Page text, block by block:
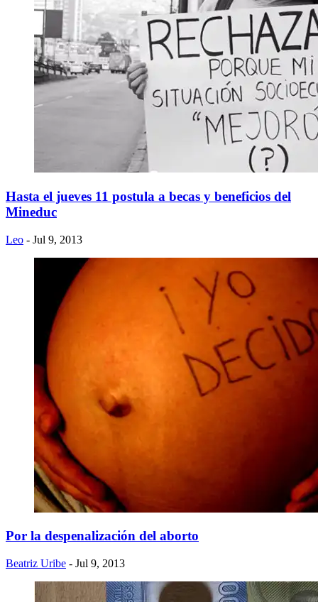
Hasta el jueves 11 postula a becas y beneficios del
Mineduc
Leo - Jul 9, 2013
Por la despenalización del aborto
Beatriz Uribe - Jul 9, 2013